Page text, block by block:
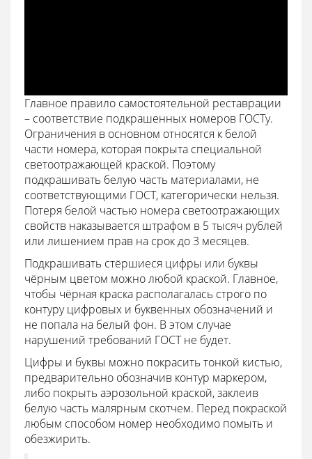
Главное правило самостоятельной реставрации
– соответствие подкрашенных номеров ГОСТу.
Ограничения в основном относятся к белой
части номера, которая покрыта специальной
светоотражающей краской. Поэтому
подкрашивать белую часть материалами, не
соответствующими ГОСТ, категорически нельзя.
Потеря белой частью номера светоотражающих
свойств наказывается штрафом в 5 тысяч рублей
или лишением прав на срок до 3 месяцев.
Подкрашивать стёршиеся цифры или буквы
чёрным цветом можно любой краской. Главное,
чтобы чёрная краска располагалась строго по
контуру цифровых и буквенных обозначений и
не попала на белый фон. В этом случае
нарушений требований ГОСТ не будет.
Цифры и буквы можно покрасить тонкой кистью,
предварительно обозначив контур маркером,
либо покрыть аэрозольной краской, заклеив
белую часть малярным скотчем. Перед покраской
любым способом номер необходимо помыть и
обезжирить.